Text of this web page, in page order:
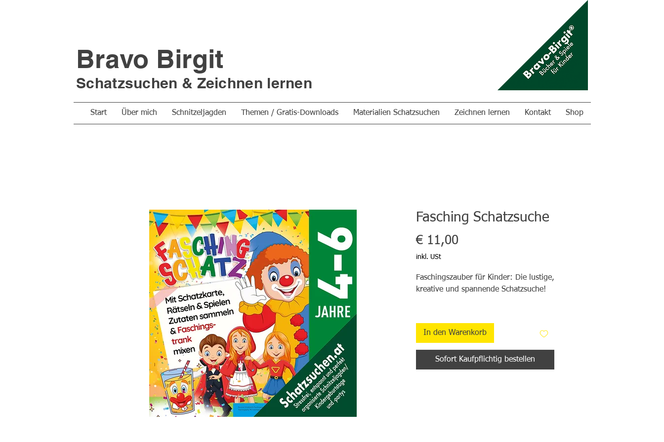
Bravo Birgit
Schatzsuchen & Zeichnen lernen
Start Über mich Schnitzeljagden Themen / Gratis-Downloads Materialien Schatzsuchen Zeichnen lernen Kontakt Shop
Fasching Schatzsuche
€ 11,00Preis
inkl. USt
Faschingszauber für Kinder: Die lustige,
kreative und spannende Schatzsuche!
Kinder
Planen Sie eine aufregende
Schatzsuche für die Faschingsparty
In den Warenkorb
Sofort Kaufpflichtig bestellen